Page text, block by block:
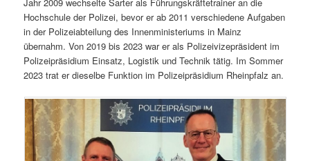
Hochschule der Polizei, bevor er ab 2011 verschiedene Aufgaben
in der Polizeiabteilung des Innenministeriums in Mainz
übernahm. Von 2019 bis 2023 war er als Polizeivizepräsident im
Polizeipräsidium Einsatz, Logistik und Technik tätig. Im Sommer
2023 trat er dieselbe Funktion im Polizeipräsidium Rheinpfalz an.